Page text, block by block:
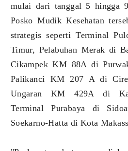
mulai dari tanggal 5 hingga
Posko Mudik Kesehatan
strategis seperti Terminal
Timur, Pelabuhan Merak di
Cikampek KM 88A di
Palikanci KM 207 A di
Ungaran KM 429A di
Terminal Purabaya di
Soekarno-Hatta di Kota